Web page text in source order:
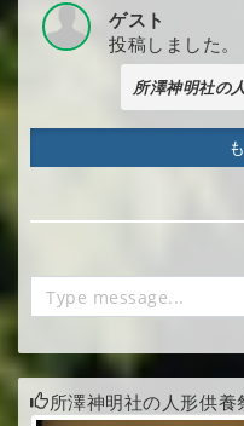
ゲスト
投稿しました。
所澤神明社の
所澤神明社の人形供養